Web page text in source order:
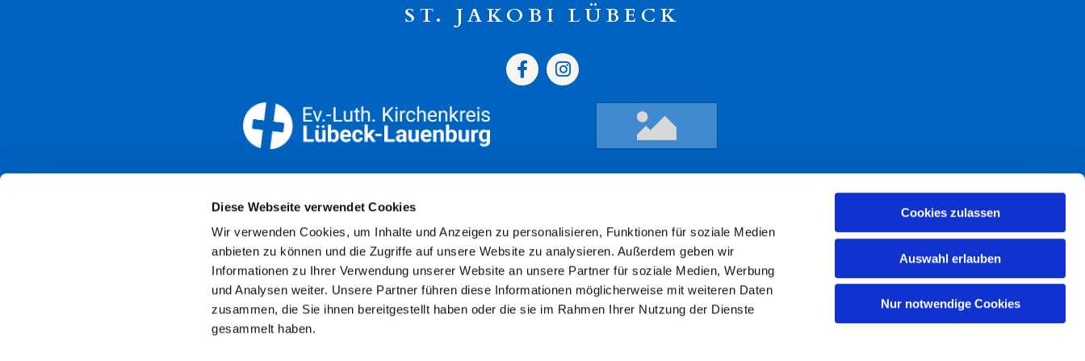
Diese Webseite verwendet Cookies
Wir verwenden Cookies, um Inhalte und Anzeigen zu personalisieren, Funktionen für soziale Medien
anbieten zu können und die Zugriffe auf unsere Website zu analysieren. Außerdem geben wir
Informationen zu Ihrer Verwendung unserer Website an unsere Partner für soziale Medien, Werbung
und Analysen weiter. Unsere Partner führen diese Informationen möglicherweise mit weiteren Daten
zusammen, die Sie ihnen bereitgestellt haben oder die sie im Rahmen Ihrer Nutzung der Dienste
gesammelt haben.
Cookies zulassen
Auswahl erlauben
Nur notwendige Cookies
ST. JAKOBI LÜBECK
Öffnungszeiten
Impressum Datenschutz Barrierefreiheit
© Marcus Kaben